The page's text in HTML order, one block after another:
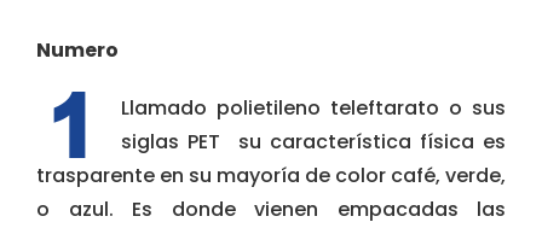
Numero
Llamado polietileno teleftarato o sus
siglas PET su característica física es
trasparente en su mayoría de color café, verde,
o azul. Es donde vienen empacadas las